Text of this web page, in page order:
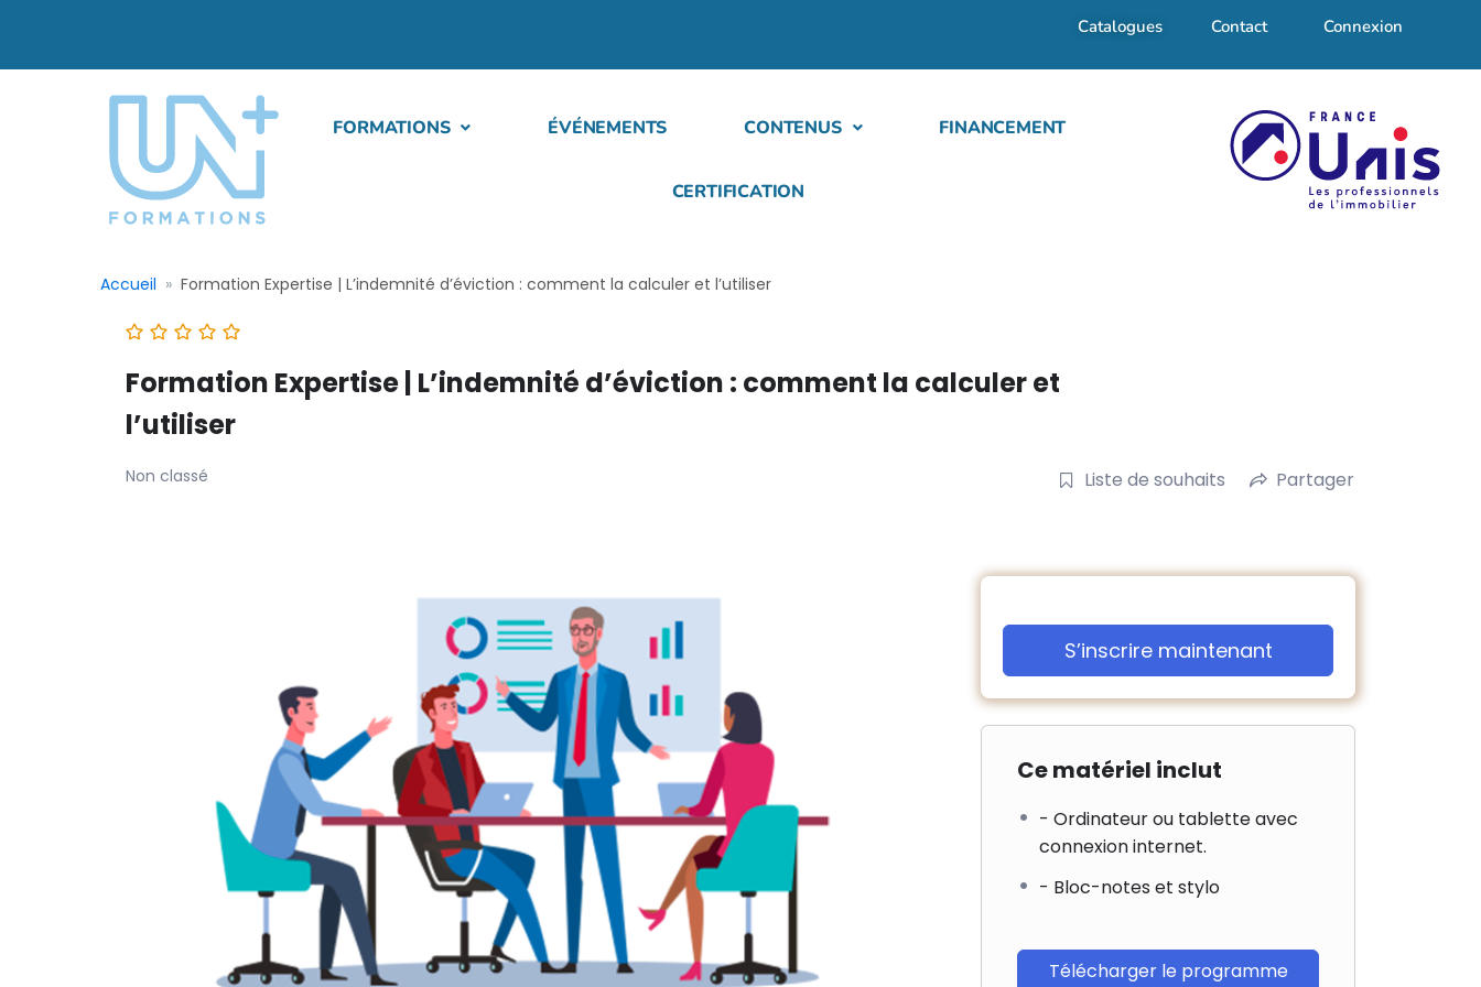
Catalogues Contact Connexion
FORMATIONS ÉVÉNEMENTS CONTENUS FINANCEMENT
CERTIFICATION
Accueil Formation Expertise | L’indemnité d’éviction : comment la calculer et l’utiliser
Formation Expertise | L’indemnité d’éviction : comment la calculer et
l’utiliser
Non classé Liste de souhaits Partager
S’inscrire maintenant
Ce matériel inclut
- Ordinateur ou tablette avec
connexion internet.
- Bloc-notes et stylo
Télécharger le programme